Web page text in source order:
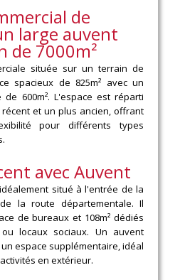
de
large auvent
de 7000m²
située sur un terrain de
spacieux de 825m² avec un
600m². L'espace est réparti
et un plus ancien, offrant
pour différents types
avec Auvent
situé à l'entrée de la
la route départementale. Il
de bureaux et 108m² dédiés
locaux sociaux. Un auvent
espace supplémentaire, idéal
en extérieur.